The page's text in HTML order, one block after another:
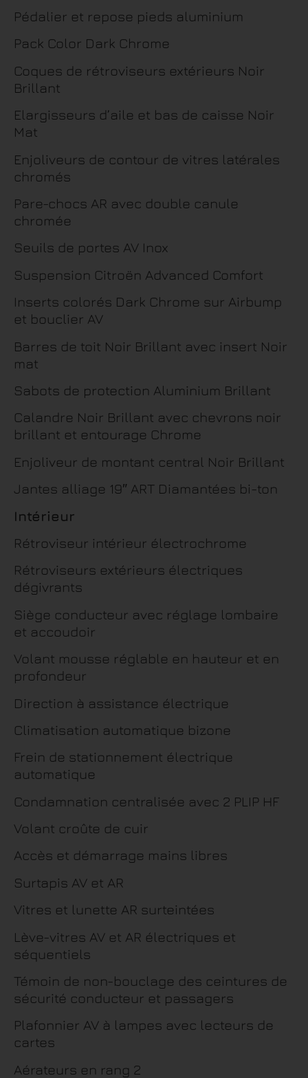
Pédalier et repose pieds aluminium
Pack Color Dark Chrome
Coques de rétroviseurs extérieurs Noir
Brillant
Elargisseurs d’aile et bas de caisse Noir
Mat
Enjoliveurs de contour de vitres latérales
chromés
Pare-chocs AR avec double canule
chromée
Seuils de portes AV Inox
Suspension Citroën Advanced Comfort
Inserts colorés Dark Chrome sur Airbump
et bouclier AV
Barres de toit Noir Brillant avec insert Noir
mat
Sabots de protection Aluminium Brillant
Calandre Noir Brillant avec chevrons noir
brillant et entourage Chrome
Enjoliveur de montant central Noir Brillant
Jantes alliage 19″ ART Diamantées bi-ton
Intérieur
Rétroviseur intérieur électrochrome
Rétroviseurs extérieurs électriques
dégivrants
Siège conducteur avec réglage lombaire
et accoudoir
Volant mousse réglable en hauteur et en
profondeur
Direction à assistance électrique
Climatisation automatique bizone
Frein de stationnement électrique
automatique
Condamnation centralisée avec 2 PLIP HF
Volant croûte de cuir
Accès et démarrage mains libres
Surtapis AV et AR
Vitres et lunette AR surteintées
Lève-vitres AV et AR électriques et
séquentiels
Témoin de non-bouclage des ceintures de
sécurité conducteur et passagers
Plafonnier AV à lampes avec lecteurs de
cartes
Aérateurs en rang 2